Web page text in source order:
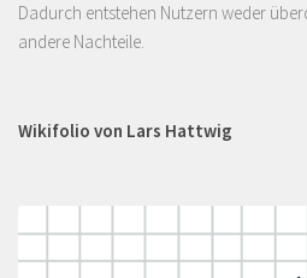
Dadurch entstehen Nutzern weder
andere Nachteile.
Wikifolio von Lars Hattwig